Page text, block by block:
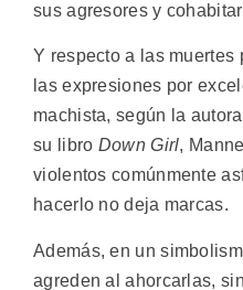
sus agresores y
Y respecto a las muertes
las expresiones por
machista, según la
su libro Down Girl,
violentos comúnmente
hacerlo no deja marcas.
Además, en un
agreden al ahorcarlas,